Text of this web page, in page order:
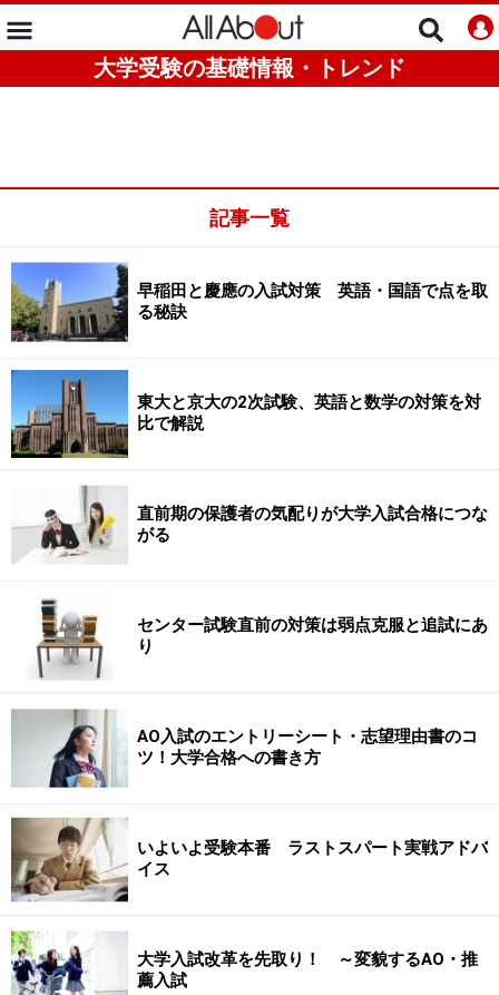
大学受験の基礎情報・トレンド
記事一覧
早稲田と慶應の入試対策 英語・国語で点を取
る秘訣
東大と京大の2次試験、英語と数学の対策を対
比で解説
直前期の保護者の気配りが大学入試合格につな
がる
センター試験直前の対策は弱点克服と追試にあ
り
AO入試のエントリーシート・志望理由書のコ
ツ！大学合格への書き方
いよいよ受験本番 ラストスパート実戦アドバ
イス
大学入試改革を先取り！ ～変貌するAO・推
薦入試